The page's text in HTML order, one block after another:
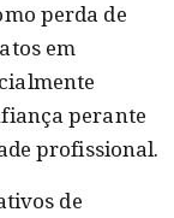
perda de
em
perante
profissional.
de